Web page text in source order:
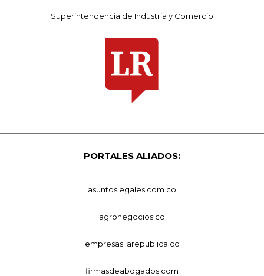
Superintendencia de Industria y Comercio
PORTALES ALIADOS:
asuntoslegales.com.co
agronegocios.co
empresas.larepublica.co
firmasdeabogados.com